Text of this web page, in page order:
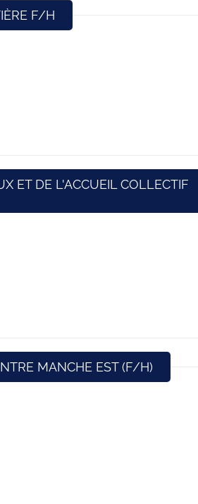
F/H(Nouvelle fenêtre)
ET DE L'ACCUEIL COLLECTIF
MANCHE EST (F/H)